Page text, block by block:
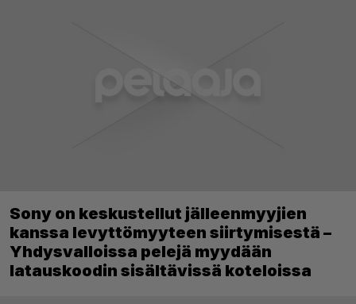
Sony on keskustellut jälleenmyyjien
kanssa levyttömyyteen siirtymisestä –
Yhdysvalloissa pelejä myydään
latauskoodin sisältävissä koteloissa